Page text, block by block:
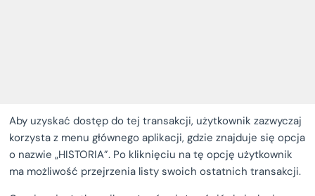
Aby uzyskać dostęp do tej transakcji, użytkownik zazwyczaj
korzysta z menu głównego aplikacji, gdzie znajduje się opcja
o nazwie „HISTORIA”. Po kliknięciu na tę opcję użytkownik
ma możliwość przejrzenia listy swoich ostatnich transakcji.